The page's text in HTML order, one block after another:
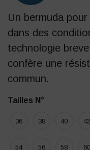
Un bermuda
dans des
technologie
confère une
commun.
Tailles N°
36 38 40 42
54 56 58 60